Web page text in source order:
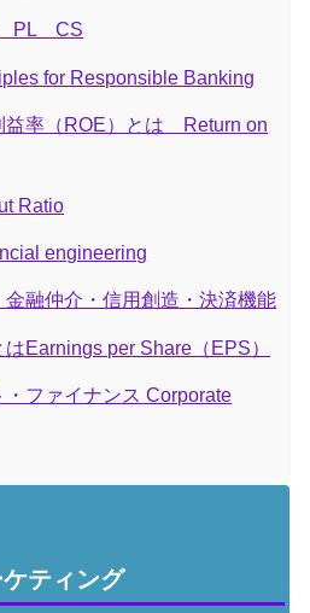
PL CS
for Responsible Banking
益率（ROE）とは Return on
Ratio
engineering
融仲介・信用創造・決済機能
Earnings per Share（EPS）
・ファイナンス Corporate
ティング